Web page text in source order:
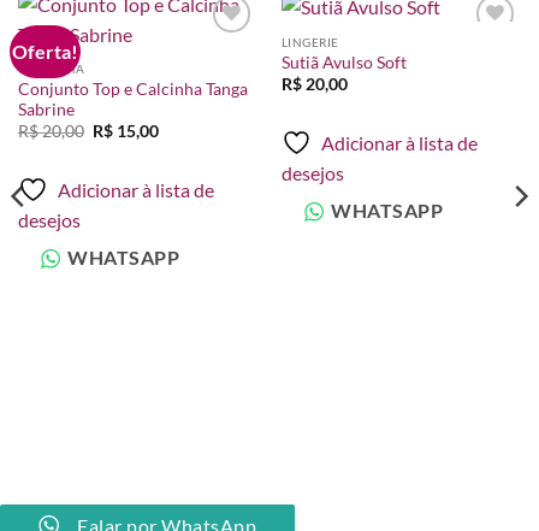
Oferta!
desejos
CALCINHA
Conjunto Top e Calcinha Tanga
Sabrine
R$20,00 O
R$ 20,00.
R$15,00O
R$ 15,00.
Adicionar à lista de
desejos
WHATSAPP
LINGERIE
Sutiã Avulso Soft
R$20,00
Adicionar à lista de
desejos
WHATSAPP
Falar por WhatsApp